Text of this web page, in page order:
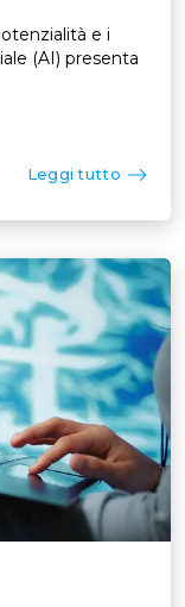
e i
(AI) presenta
Leggi tutto